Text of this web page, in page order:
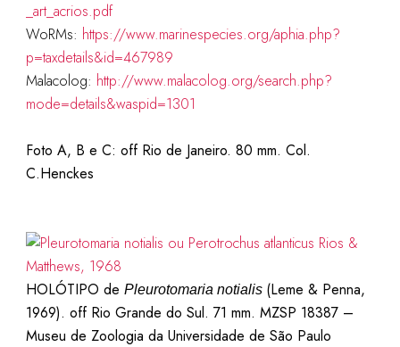
_art_acrios.pdf
WoRMs: https://www.marinespecies.org/aphia.php?
p=taxdetails&id=467989
Malacolog: http://www.malacolog.org/search.php?
mode=details&waspid=1301
Foto A, B e C: off Rio de Janeiro. 80 mm. Col.
C.Henckes
HOLÓTIPO de Pleurotomaria notialis (Leme & Penna,
1969). off Rio Grande do Sul. 71 mm. MZSP 18387 –
Museu de Zoologia da Universidade de São Paulo